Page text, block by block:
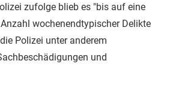
zufolge blieb es "bis auf eine
wochenendtypischer Delikte
Polizei unter anderem
und